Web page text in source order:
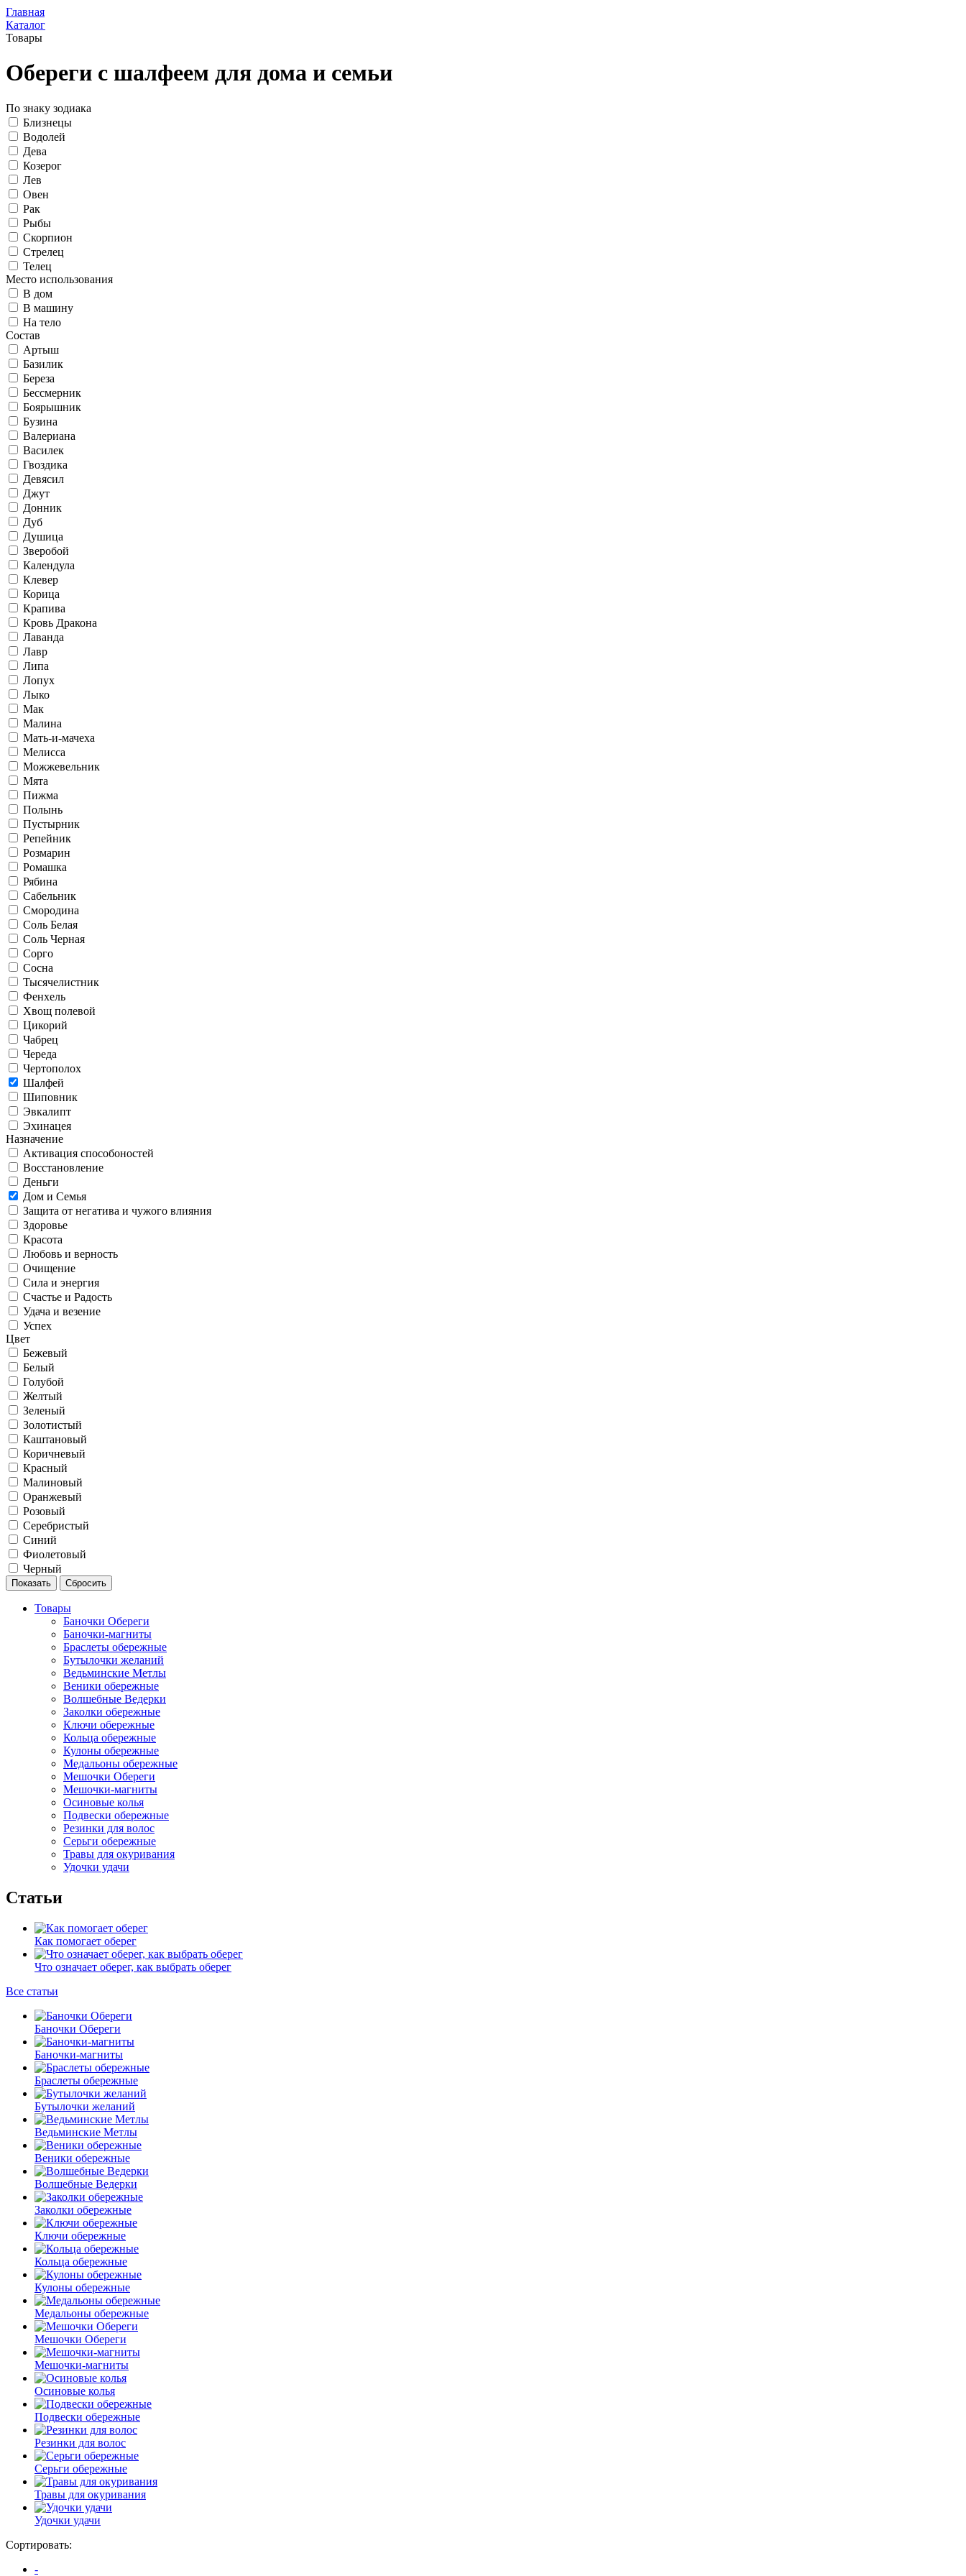
Главная
Каталог
Товары
Обереги с шалфеем для дома и семьи
По знаку зодиака
Близнецы
Водолей
Дева
Козерог
Лев
Овен
Рак
Рыбы
Скорпион
Стрелец
Телец
Место использования
В дом
В машину
На тело
Состав
Артыш
Базилик
Береза
Бессмерник
Боярышник
Бузина
Валериана
Василек
Гвоздика
Девясил
Джут
Донник
Дуб
Душица
Зверобой
Календула
Клевер
Корица
Крапива
Кровь Дракона
Лаванда
Лавр
Липа
Лопух
Лыко
Мак
Малина
Мать-и-мачеха
Мелисса
Можжевельник
Мята
Пижма
Полынь
Пустырник
Репейник
Розмарин
Ромашка
Рябина
Сабельник
Смородина
Соль Белая
Соль Черная
Сорго
Сосна
Тысячелистник
Фенхель
Хвощ полевой
Цикорий
Чабрец
Череда
Чертополох
Шалфей
Шиповник
Эвкалипт
Эхинацея
Назначение
Активация способоностей
Восстановление
Деньги
Дом и Семья
Защита от негатива и чужого влияния
Здоровье
Красота
Любовь и верность
Очищение
Сила и энергия
Счастье и Радость
Удача и везение
Успех
Цвет
Бежевый
Белый
Голубой
Желтый
Зеленый
Золотистый
Каштановый
Коричневый
Красный
Малиновый
Оранжевый
Розовый
Серебристый
Синий
Фиолетовый
Черный
Товары
Баночки Обереги
Баночки-магниты
Браслеты обережные
Бутылочки желаний
Ведьминские Метлы
Веники обережные
Волшебные Ведерки
Заколки обережные
Ключи обережные
Кольца обережные
Кулоны обережные
Медальоны обережные
Мешочки Обереги
Мешочки-магниты
Осиновые колья
Подвески обережные
Резинки для волос
Серьги обережные
Травы для окуривания
Удочки удачи
Статьи
Как помогает оберег
Что означает оберег, как выбрать оберег
Все статьи
Баночки Обереги
Баночки-магниты
Браслеты обережные
Бутылочки желаний
Ведьминские Метлы
Веники обережные
Волшебные Ведерки
Заколки обережные
Ключи обережные
Кольца обережные
Кулоны обережные
Медальоны обережные
Мешочки Обереги
Мешочки-магниты
Осиновые колья
Подвески обережные
Резинки для волос
Серьги обережные
Травы для окуривания
Удочки удачи
Сортировать:
-